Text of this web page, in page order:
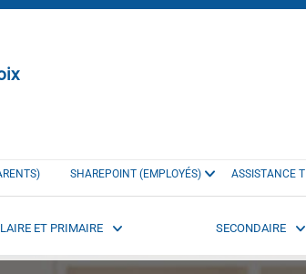
SHAREPOINT (EMPLOYÉS) ASSISTANCE TI
ET PRIMAIRE SECONDAIRE